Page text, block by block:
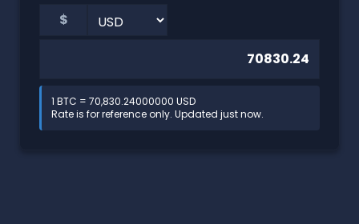
$
1 BTC = 70,830.24000000 USD
Rate is for reference only. Updated just now.